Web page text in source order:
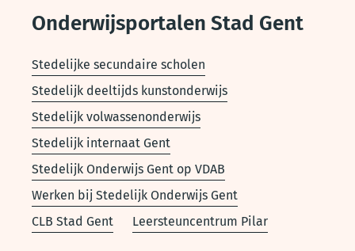
Onderwijsportalen Stad Gent
Stedelijke secundaire scholen
Stedelijk deeltijds kunstonderwijs
Stedelijk volwassenonderwijs
Stedelijk internaat Gent
Stedelijk Onderwijs Gent op VDAB
Werken bij Stedelijk Onderwijs Gent
CLB Stad Gent
Leersteuncentrum Pilar